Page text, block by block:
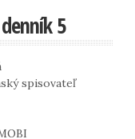
5
spisovateľ